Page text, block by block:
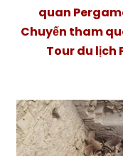
quan
Chuyến tham
Tour du lịch